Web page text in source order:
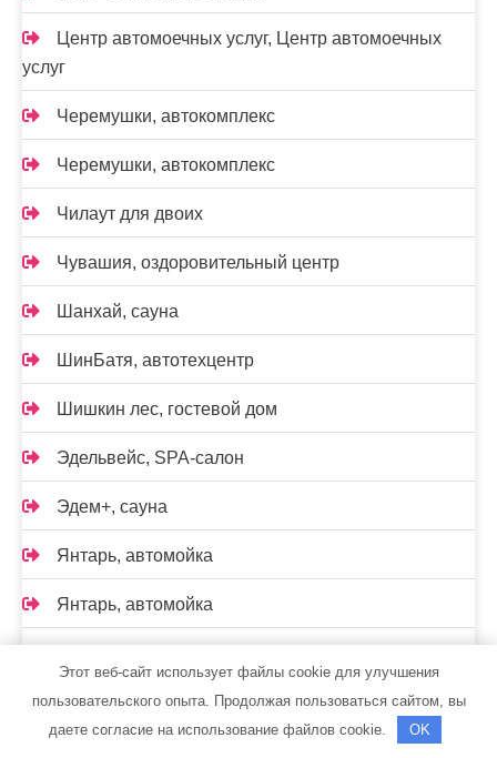
Центр автомоечных услуг, Центр автомоечных
услуг
Черемушки, автокомплекс
Черемушки, автокомплекс
Чилаут для двоих
Чувашия, оздоровительный центр
Шанхай, сауна
ШинБатя, автотехцентр
Шишкин лес, гостевой дом
Эдельвейс, SPA-салон
Эдем+, сауна
Янтарь, автомойка
Янтарь, автомойка
Читаем по рубрикам
Этот веб-сайт использует файлы cookie для улучшения
пользовательского опыта. Продолжая пользоваться сайтом, вы
даете согласие на использование файлов cookie.
OK